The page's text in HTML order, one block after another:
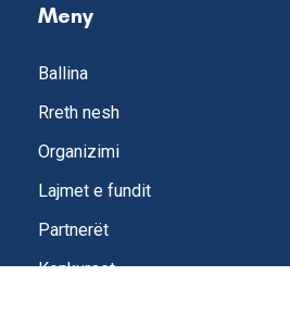
Meny
Ballina
Rreth nesh
Organizimi
Lajmet e fundit
Partnerët
Konkurset